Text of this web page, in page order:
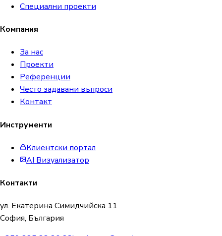
Специални проекти
Компания
За нас
Проекти
Референции
Често задавани въпроси
Контакт
Инструменти
Клиентски портал
AI Визуализатор
Контакти
ул. Екатерина Симидчийска 11
София, България